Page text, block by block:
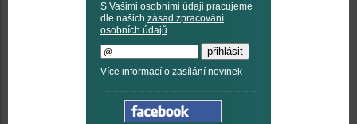
S Vašimi osobními údaji pracujeme
dle našich zásad zpracování
osobních údajů.
Více informací o zasílání novinek